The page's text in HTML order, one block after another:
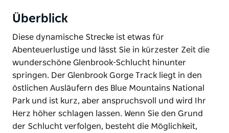
Überblick
Diese dynamische Strecke ist etwas für
Abenteuerlustige und lässt Sie in kürzester Zeit die
wunderschöne Glenbrook-Schlucht hinunter
springen. Der Glenbrook Gorge Track liegt in den
östlichen Ausläufern des Blue Mountains National
Park und ist kurz, aber anspruchsvoll und wird Ihr
Herz höher schlagen lassen. Wenn Sie den Grund
der Schlucht verfolgen, besteht die Möglichkeit,